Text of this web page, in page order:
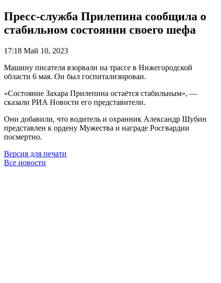
Пресс-служба Прилепина сообщила о
стабильном состоянии своего шефа
17:18 Май 10, 2023
Машину писателя взорвали на трассе в Нижегородской
области 6 мая. Он был госпитализирован.
«Состояние Захара Прилепина остаётся стабильным», —
сказали РИА Новости его представители.
Они добавили, что водитель и охранник Александр Шубин
представлен к ордену Мужества и награде Росгвардии
посмертно.
Версия для печати
Все новости